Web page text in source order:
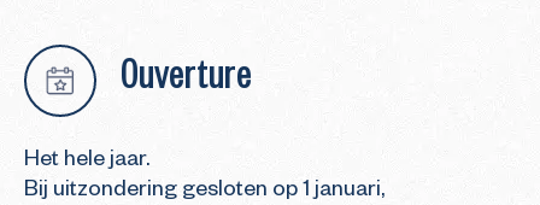
Ouverture
Het hele jaar.
Bij uitzondering gesloten op 1 januari,